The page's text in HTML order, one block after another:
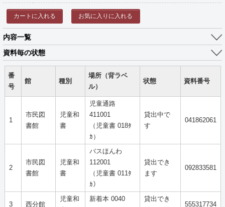
カートに入れる お気に入りに入れる
内容一覧
資料毎の状態
番
号
館 種別
場所（背ラベ
ル）
状態 資料番号
1
市民図
書館
児童和
書
児童通路
411001
（児童書 018ﾀ
ｶ）
貸出中で
す
041862061
2
市民図
書館
児童和
書
バスほんわ
112001
（児童書 011ﾀ
ｶ）
貸出でき
ます
092833581
3 西分館
児童和
新着本 0040
貸出でき
555317734